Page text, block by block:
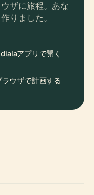
ザに旅程。あな
りました。
アプリで開く
ラウザで計画する